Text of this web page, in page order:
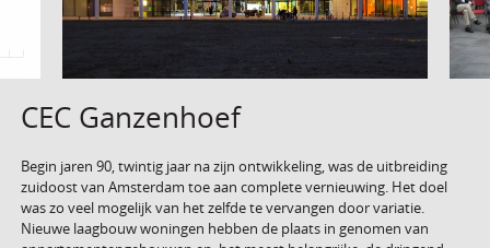
CEC Ganzenhoef
Begin jaren 90, twintig jaar na zijn ontwikkeling, was de uitbreiding
zuidoost van Amsterdam toe aan complete vernieuwing. Het doel
was zo veel mogelijk van het zelfde te vervangen door variatie.
Nieuwe laagbouw woningen hebben de plaats in genomen van